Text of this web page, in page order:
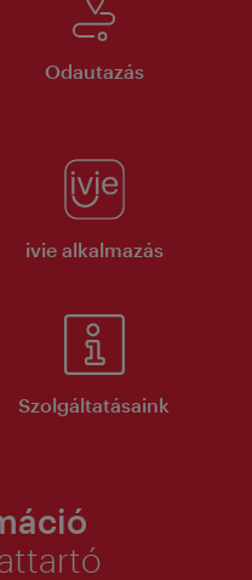
Odautazás
ivie alkalmazás
Szolgáltatásaink